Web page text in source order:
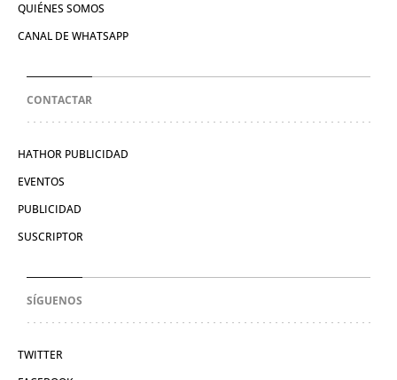
QUIÉNES SOMOS
CANAL DE WHATSAPP
CONTACTAR
HATHOR PUBLICIDAD
EVENTOS
PUBLICIDAD
SUSCRIPTOR
SÍGUENOS
TWITTER